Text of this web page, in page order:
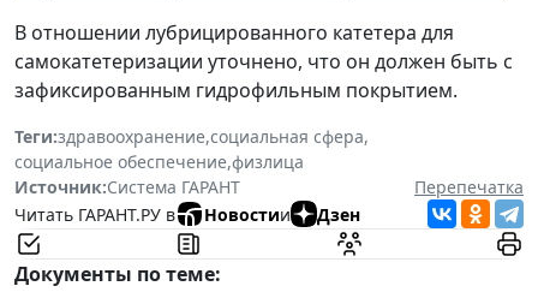
В отношении лубрицированного катетера для
самокатетеризации уточнено, что он должен быть с
зафиксированным гидрофильным покрытием.
Теги:здравоохранение,социальная сфера,
социальное обеспечение,физлица
Источник:Система ГАРАНТ
Перепечатка
Читать ГАРАНТ.РУ в
Новостии Дзен
Документы по теме: